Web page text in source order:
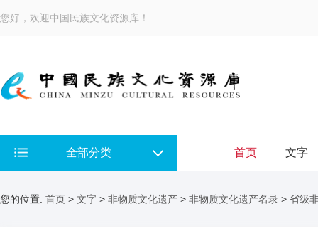
您好，欢迎中国民族文化资源库！
全部分类 首页 文字
您的位置: 首页 > 文字 > 非物质文化遗产 > 非物质文化遗产名录 > 省级